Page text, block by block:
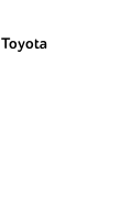
Toyota